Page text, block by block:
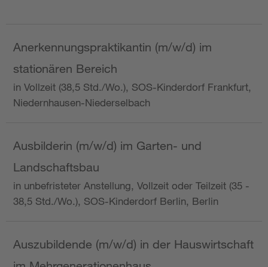
Anerkennungspraktikantin (m/w/d) im
stationären Bereich
in Vollzeit (38,5 Std./Wo.), SOS-Kinderdorf Frankfurt,
Niedernhausen-Niederselbach
Ausbilderin (m/w/d) im Garten- und
Landschaftsbau
in unbefristeter Anstellung, Vollzeit oder Teilzeit (35 -
38,5 Std./Wo.), SOS-Kinderdorf Berlin, Berlin
Auszubildende (m/w/d) in der Hauswirtschaft